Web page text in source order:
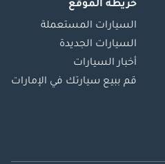
خريطة الموقع
السيارات المستعملة
السيارات الجديدة
أخبار السيارات
قم ببيع سيارتك في الإمارات